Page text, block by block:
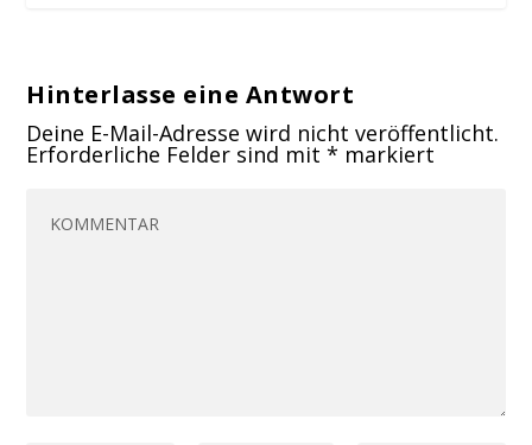
Hinterlasse eine Antwort
Deine E-Mail-Adresse wird nicht veröffentlicht.
Erforderliche Felder sind mit* markiert